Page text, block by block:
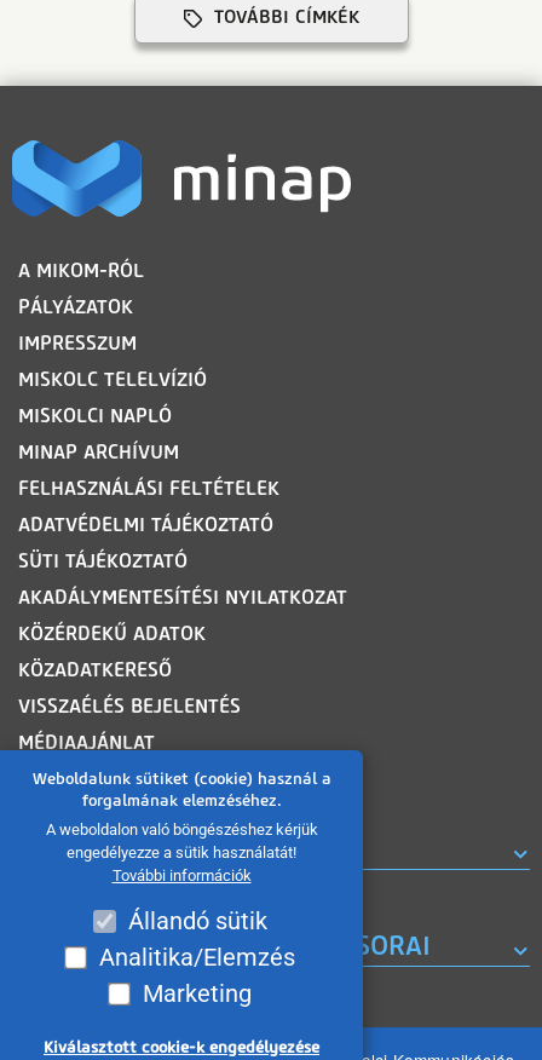
Weboldalunk sütiket (cookie) használ a
forgalmának elemzéséhez.
A weboldalon való böngészéshez kérjük
engedélyezze a sütik használatát!
További információk
Állandó sütik
Analitika/Elemzés
Marketing
Kiválasztott cookie-k engedélyezése
TOVÁBBI CÍMKÉK
LÁBLÉC
A MIKOM-RÓL
PÁLYÁZATOK
IMPRESSZUM
MISKOLC TELELVÍZIÓ
MISKOLCI NAPLÓ
MINAP ARCHÍVUM
FELHASZNÁLÁSI FELTÉTELEK
ADATVÉDELMI TÁJÉKOZTATÓ
SÜTI TÁJÉKOZTATÓ
AKADÁLYMENTESÍTÉSI NYILATKOZAT
KÖZÉRDEKŰ ADATOK
KÖZADATKERESŐ
VISSZAÉLÉS BEJELENTÉS
MÉDIAAJÁNLAT
OLDALTÉRKÉP
ROVATOK
A MISKOLC TV KORÁBBI MŰSORAI